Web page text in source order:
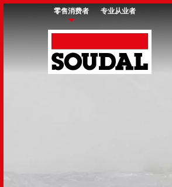
Skip
零售消费者 专业从业者